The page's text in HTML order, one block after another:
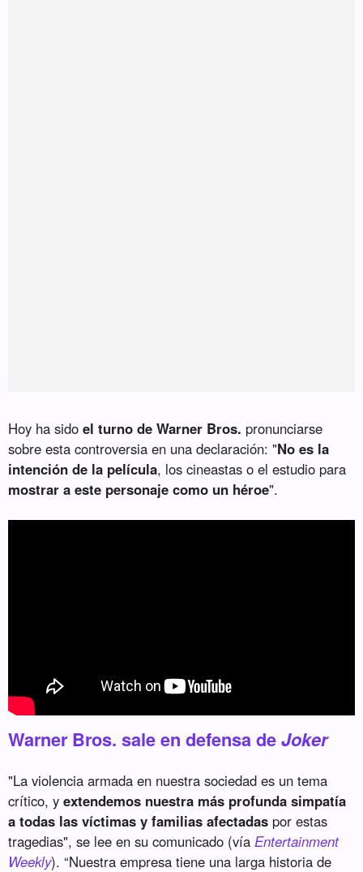
Hoy ha sidoel turno de Warner Bros. pronunciarse
sobre esta controversia en una declaración: "No es la
intención de la película, los cineastas o el estudio para
mostrar a este personaje como un héroe".
Warner Bros. sale en defensa deJoker
"La violencia armada en nuestra sociedad es un tema
crítico, yextendemos nuestra más profunda simpatía
a todas las víctimas y familias afectadas por estas
tragedias", se lee en su comunicado (víaEntertainment
Weekly). “Nuestra empresa tiene una larga historia de